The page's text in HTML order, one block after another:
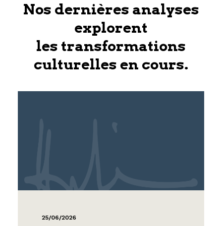
Nos dernières analyses
explorent
les transformations
culturelles en cours.
25/06/2026